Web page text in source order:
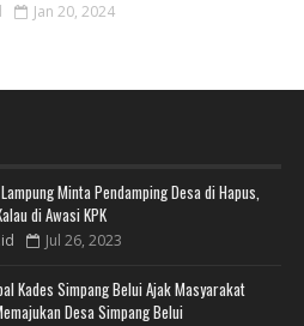
Jan 20, 2024
Minta Pendamping Desa di Hapus,
di Awasi KPK
Jul 26, 2023
Kades Simpang Belui Ajak Masyarakat
Desa Simpang Belui